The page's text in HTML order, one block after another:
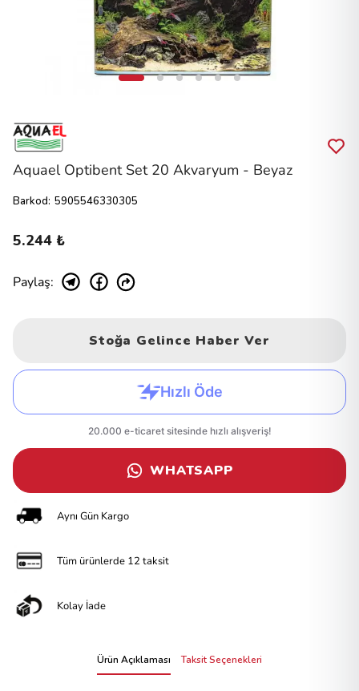
Aquael Optibent Set 20 Akvaryum - Beyaz
Barkod: 5905546330305
5.244 ₺
Paylaş:
Stoğa Gelince Haber Ver
WHATSAPP
Aynı Gün Kargo
Tüm ürünlerde 12 taksit
Kolay İade
Ürün Açıklaması Taksit Seçenekleri